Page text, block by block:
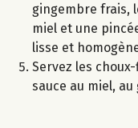
gingembre frais,
miel et une
lisse et
Servez les
sauce au miel,